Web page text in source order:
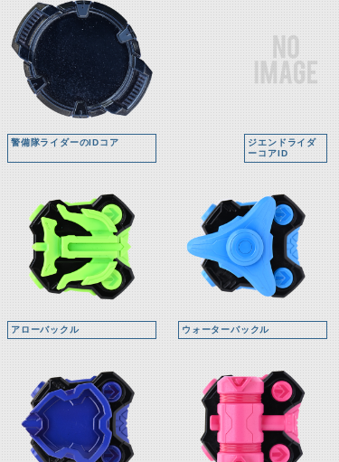
警備隊ライダーのIDコア
ジエンドライダ
ーコアID
アローバックル ウォーターバックル